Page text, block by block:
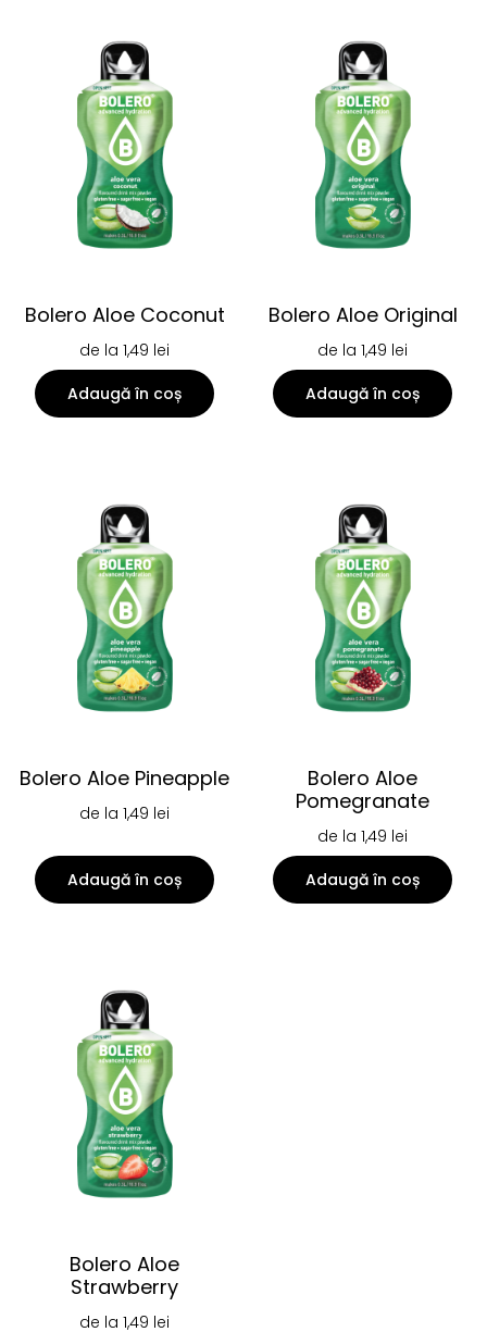
Bolero Aloe Coconut
de la 1,49 lei
Adaugă în coș
Bolero Aloe Original
de la 1,49 lei
Adaugă în coș
Bolero Aloe Pineapple
de la 1,49 lei
Adaugă în coș
Bolero Aloe
Pomegranate
de la 1,49 lei
Adaugă în coș
Bolero Aloe
Strawberry
de la 1,49 lei